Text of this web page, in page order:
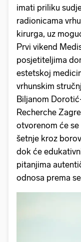
imati priliku
radionicama
kirurga, uz
Prvi vikend
posjetiteljima
estetskoj
vrhunskim
Biljanom
Recherche
otvorenom će
šetnje kroz
dok će
pitanjima
odnosa prema